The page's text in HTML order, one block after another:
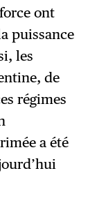
ont
puissance
les
de
régimes
a été